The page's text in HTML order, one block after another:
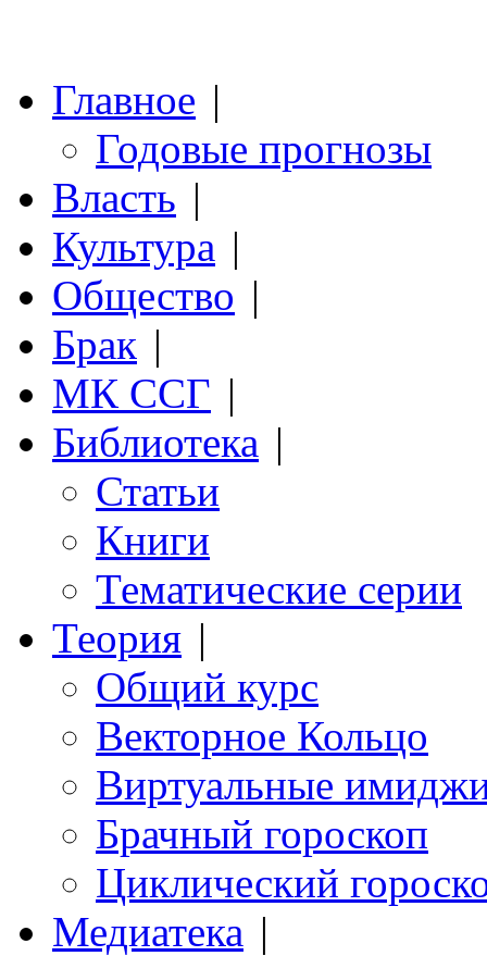
Главное |
Годовые прогнозы
Власть |
Культура |
Общество |
Брак |
МК ССГ |
Библиотека |
Статьи
Книги
Тематические серии
Теория |
Общий курс
Векторное Кольцо
Виртуальные
Брачный гороскоп
Циклический
Медиатека |